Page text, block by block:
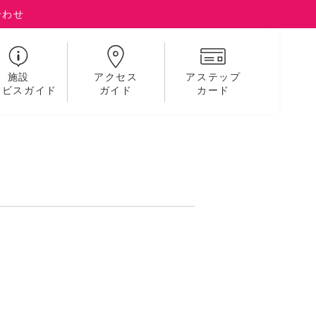
せ
施設
スガイド
アクセス
ガイド
アステップ
カード